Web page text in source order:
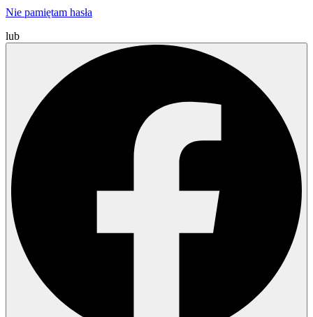
Nie pamiętam hasła
lub